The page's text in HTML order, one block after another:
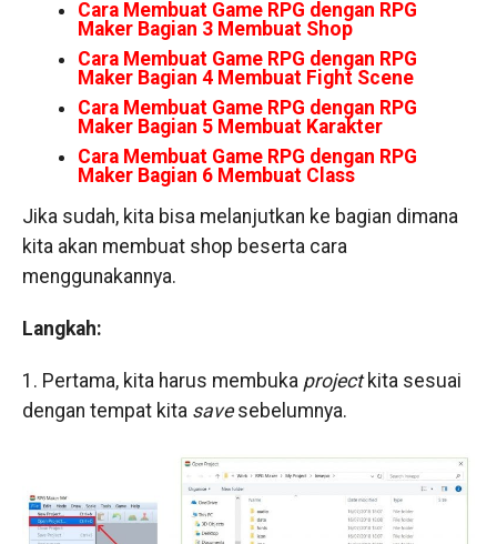
Cara Membuat Game RPG dengan RPG
Maker Bagian 3 Membuat Shop
Cara Membuat Game RPG dengan RPG
Maker Bagian 4 Membuat Fight Scene
Cara Membuat Game RPG dengan RPG
Maker Bagian 5 Membuat Karakter
Cara Membuat Game RPG dengan RPG
Maker Bagian 6 Membuat Class
Jika sudah, kita bisa melanjutkan ke bagian dimana
kita akan membuat shop beserta cara
menggunakannya.
Langkah:
1. Pertama, kita harus membuka projectkita sesuai
dengan tempat kita savesebelumnya.